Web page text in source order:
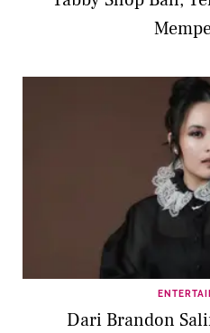
Dari Brandon